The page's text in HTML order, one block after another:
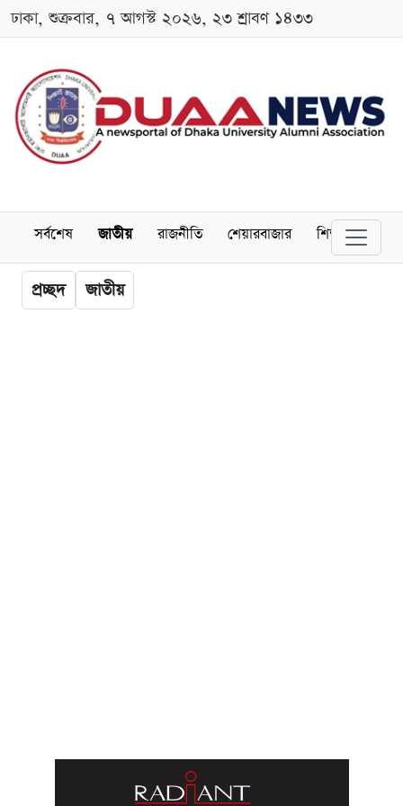
ঢাকা, শুক্রবার, ৭ আগস্ট ২০২৬, ২৩ শ্রাবণ ১৪৩৩
সর্বশেষ জাতীয় রাজনীতি শেয়ারবাজার শিক্ষা
প্রচ্ছদ জাতীয়